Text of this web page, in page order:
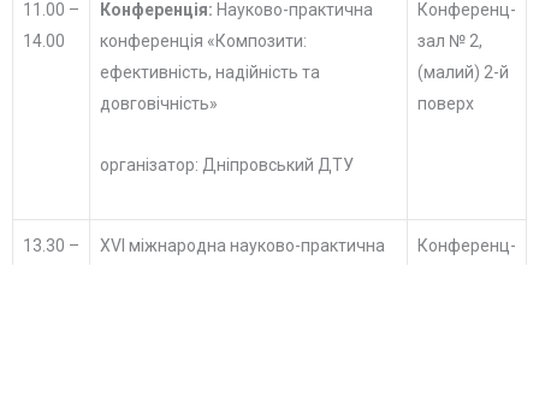
11.00 –
14.00
Конференція: Науково-практична
конференція «Композити:
ефективність, надійність та
довговічність»
організатор: Дніпровський ДТУ
Конференц-
зал № 2,
(малий) 2-й
поверх
13.30 –
XVI міжнародна науково-практична
Конференц-